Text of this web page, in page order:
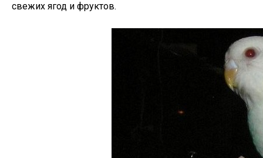
свежих ягод и фруктов.